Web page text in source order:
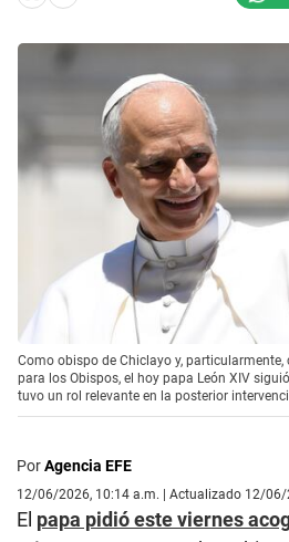
Como obispo de Chiclayo y,
para los Obispos, el hoy papa León XIV
tuvo un rol relevante en la posterior
PorAgencia EFE
12/06/2026, 10:14 a.m. | Actualizado 12/06/
El papa pidió este viernes